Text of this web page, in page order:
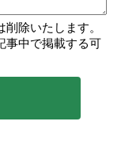
除いたします。
事中で掲載する可